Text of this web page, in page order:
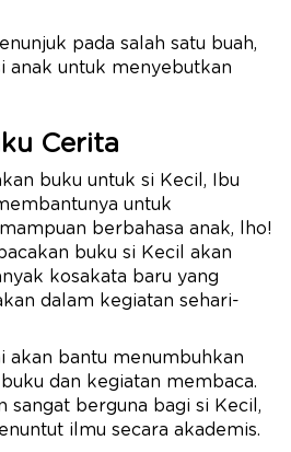
pada salah satu buah,
anak untuk menyebutkan
Cerita
buku untuk si Kecil, Ibu
untuk
berbahasa anak, lho!
buku si Kecil akan
kosakata baru yang
dalam kegiatan sehari-
akan bantu menumbuhkan
dan kegiatan membaca.
sangat berguna bagi si Kecil,
ilmu secara akademis.